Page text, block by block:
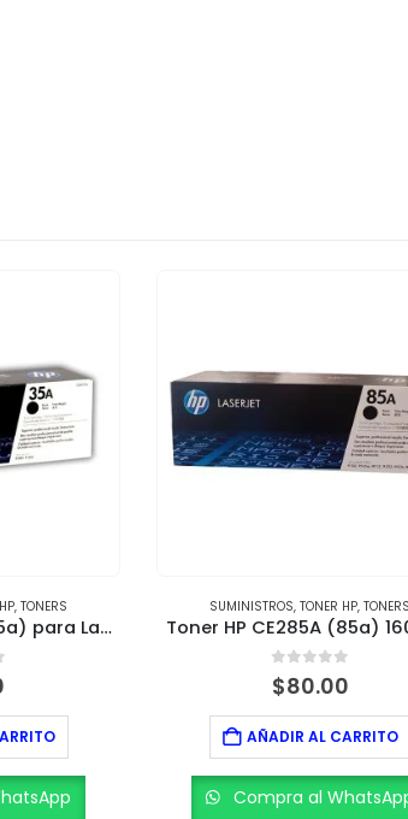
, TONERS
Toner HP CB435A (35a) para LaserJet P1005 y P1006
5
SUMINISTROS, TONER HP, TONERS
Toner HP CE285A (85a)
0out of 5
$80.00
AÑADIR AL CARRITO
Compra al